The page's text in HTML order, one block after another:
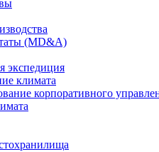
(MD&A)
экспедиция
климата
корпоративного